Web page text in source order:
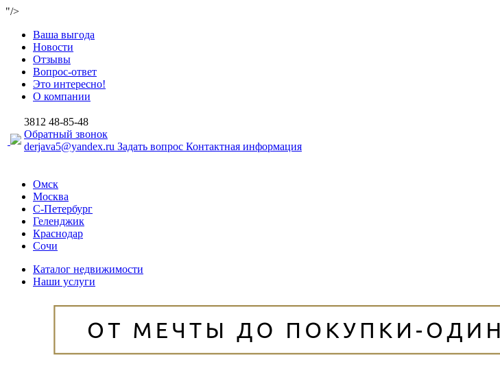
"/>
Ваша выгода
Новости
Отзывы
Вопрос-ответ
Это интересно!
О компании
3812 48-85-48
Обратный звонок
derjava5@yandex.ru Задать вопрос Контактная информация
Омск
Москва
С-Петербург
Геленджик
Краснодар
Сочи
Каталог недвижимости
Наши услуги